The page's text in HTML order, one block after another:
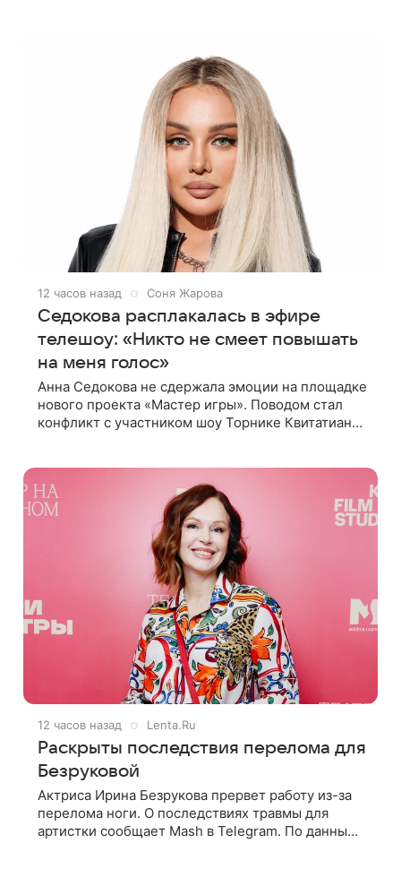
12 часов назад Соня Жарова
Седокова расплакалась в эфире
телешоу: «Никто не смеет повышать
на меня голос»
Анна Седокова не сдержала эмоции на площадке
нового проекта «Мастер игры». Поводом стал
конфликт с участником шоу Торнике Квитатиани.
12 часов назад Lenta.Ru
Раскрыты последствия перелома для
Безруковой
Актриса Ирина Безрукова прервет работу из-за
перелома ноги. О последствиях травмы для
артистки сообщает Mash в Telegram. По данным